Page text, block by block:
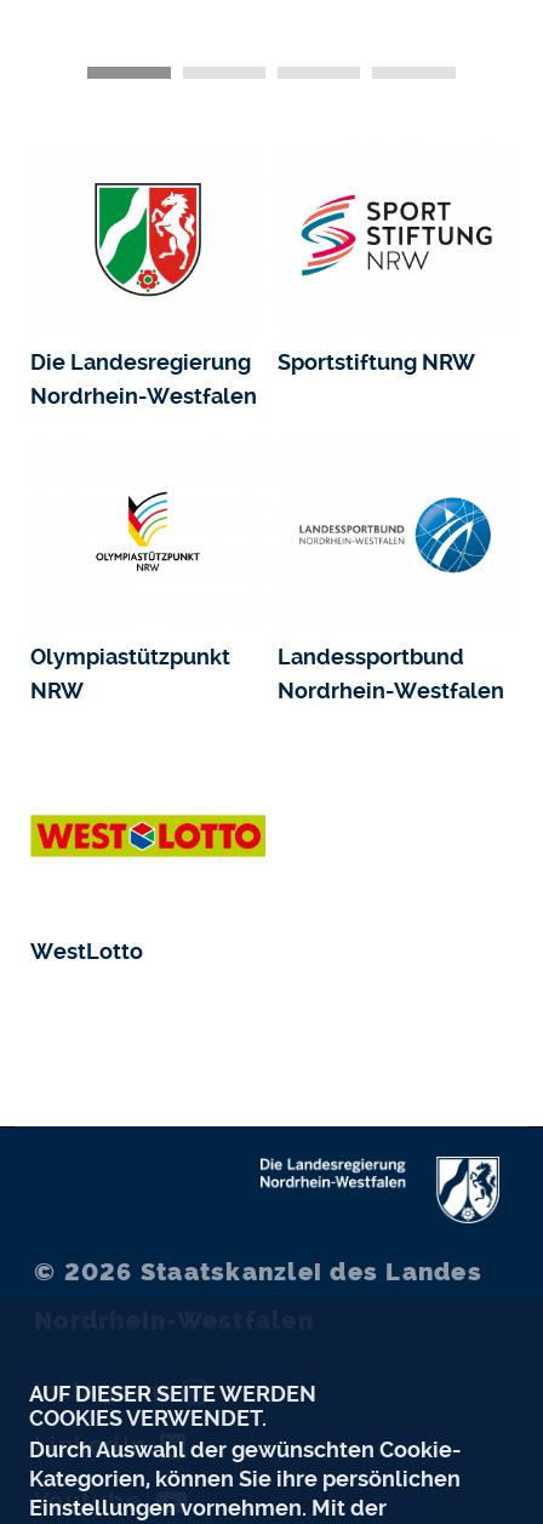
Die Landesregierung
Nordrhein-Westfalen
Sportstiftung NRW
Olympiastützpunkt
NRW
Landessportbund
Nordrhein-Westfalen
WestLotto
© 2026 Staatskanzlei des Landes
Instagram
LinkedIn
Youtube
AUF DIESER SEITE WERDEN
COOKIES VERWENDET.
Durch Auswahl der gewünschten Cookie-
Kategorien, können Sie ihre persönlichen
Einstellungen vornehmen. Mit der